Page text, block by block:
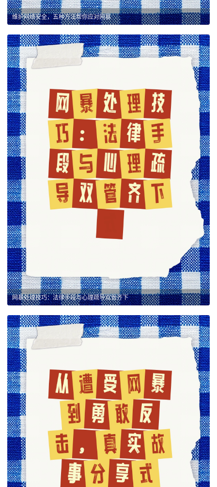
维护网络安全，五种方法帮你应对网暴
网暴处理技巧：法律手段与心理疏导双管齐下